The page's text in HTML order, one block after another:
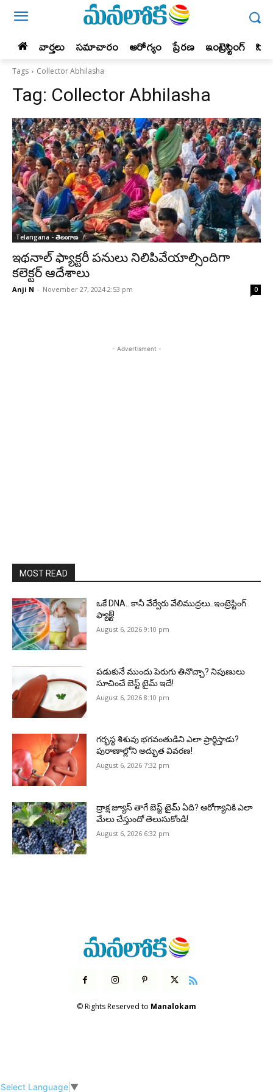
వార్తలు సమాచారం ఆరోగ్యం ప్రేర‌ణ‌ ఇంట్రెస్టింగ్‌
Tags Collector Abhilasha
Tag: Collector Abhilasha
Telangana - తెలంగాణ
ఇథనాల్‌ ఫ్యాక్టరీ పనులు నిలిపివేయాల్సిందిగా
కలెక్టర్‌ ఆదేశాలు
Anji N - November 27, 2024 2:53 pm 0
- Advertisment -
MOST READ
ఒకే DNA.. కానీ వేర్వేరు వేలిముద్రలు..ఇంట్రెస్టింగ్
ఫ్యాక్ట్!
August 6, 2026 9:10 pm
పడుకునే ముందు పెరుగు తినొచ్చా? నిపుణులు
సూచించే బెస్ట్ టైమ్ ఇదే!
August 6, 2026 8:10 pm
గర్భస్థ శిశువు భగవంతుడిని ఎలా ప్రార్థిస్తాడు?
పురాణాల్లోని అద్భుత వివరణ!
August 6, 2026 7:32 pm
ద్రాక్ష జ్యూస్ తాగే బెస్ట్ టైమ్ ఏది? ఆరోగ్యానికి ఎలా
మేలు చేస్తుందో తెలుసుకోండి!
August 6, 2026 6:32 pm
© Rights Reserved to Manalokam
Select Language ▼